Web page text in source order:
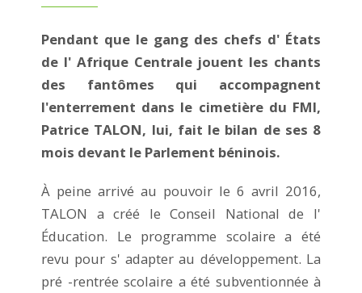
Pendant que le gang des chefs d' États
de l' Afrique Centrale jouent les chants
des fantômes qui accompagnent
l'enterrement dans le cimetière du FMI,
Patrice TALON, lui, fait le bilan de ses 8
mois devant le Parlement béninois.
À peine arrivé au pouvoir le 6 avril 2016,
TALON a créé le Conseil National de l'
Éducation. Le programme scolaire a été
revu pour s' adapter au développement. La
pré -rentrée scolaire a été subventionnée à